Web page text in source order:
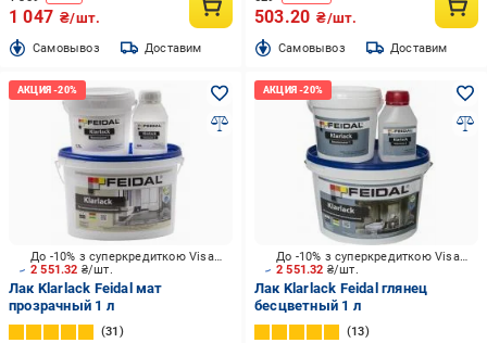
1 047 ₴/шт.
Cамовывоз Доставим
503.20 ₴/шт.
Cамовывоз Доставим
2 551.32 ₴/шт.
До -10% з суперкредиткою Visa Вигода
Лак Klarlack Feidal мат
прозрачный 1 л
31
2 551.32 ₴/шт.
До -10% з суперкредиткою Visa Вигода
Лак Klarlack Feidal глянец
бесцветный 1 л
13